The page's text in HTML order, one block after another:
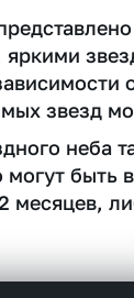
яркими
звезд
неба
могут быть
месяцев,